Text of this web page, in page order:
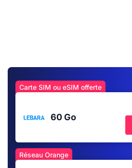
Carte SIM ou eSIM offerte
60 Go
Réseau Orange